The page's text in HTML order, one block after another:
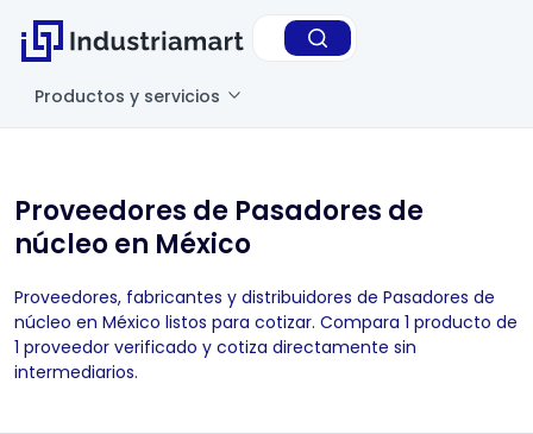
Productos y servicios
Proveedores de Pasadores de
núcleo en México
Proveedores, fabricantes y distribuidores de Pasadores de
núcleo en México listos para cotizar. Compara 1 producto de
1 proveedor verificado y cotiza directamente sin
intermediarios.